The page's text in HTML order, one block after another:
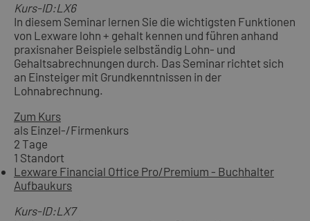
Kurs-ID:LX6
In diesem Seminar lernen Sie die wichtigsten Funktionen
von Lexware lohn + gehalt kennen und führen anhand
praxisnaher Beispiele selbständig Lohn- und
Gehaltsabrechnungen durch. Das Seminar richtet sich
an Einsteiger mit Grundkenntnissen in der
Lohnabrechnung.
Zum Kurs
als Einzel-/Firmenkurs
2 Tage
1 Standort
Lexware Financial Office Pro/Premium - Buchhalter
Aufbaukurs
Kurs-ID:LX7